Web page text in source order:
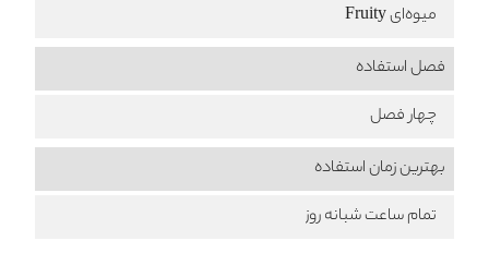
میوه‌ای Fruity
فصل استفاده
چهار فصل
بهترین زمان استفاده
تمام ساعت شبانه روز